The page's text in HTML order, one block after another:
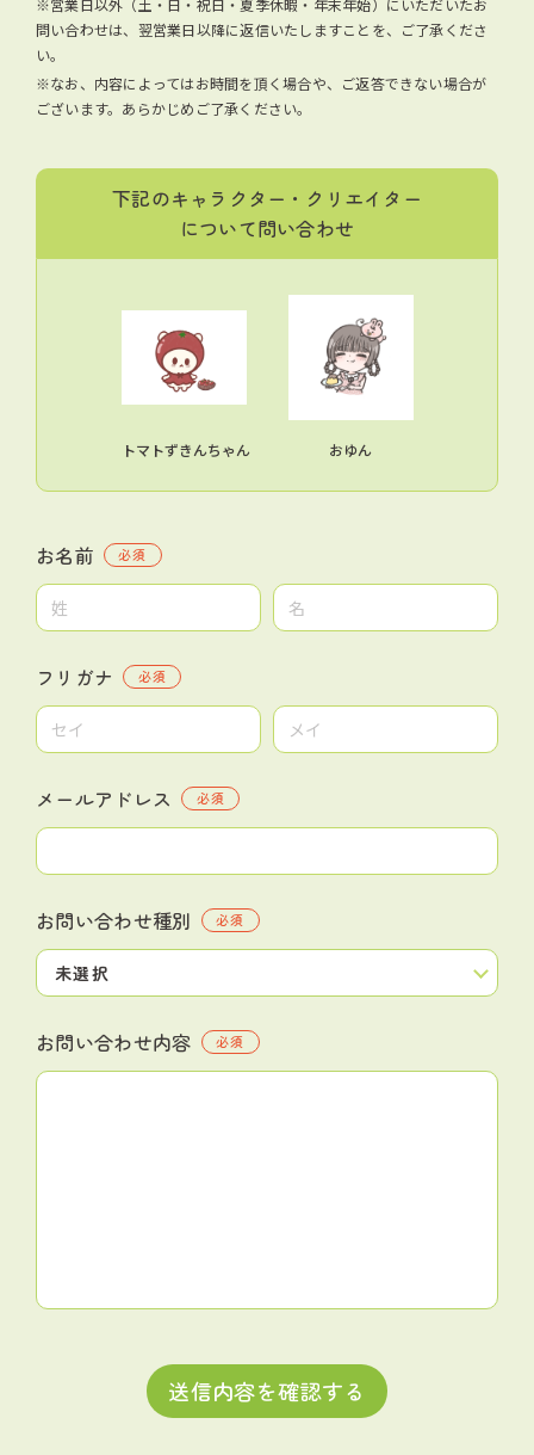
問い合わせは、翌営業日以降に返信いたしますことを、ご了承くださ
い。
※なお、内容によってはお時間を頂く場合や、ご返答できない場合が
ございます。あらかじめご了承ください。
下記のキャラクター・クリエイター
について問い合わせ
トマトずきんちゃん おゆん
お名前 必須
フリガナ 必須
メールアドレス 必須
お問い合わせ種別 必須
お問い合わせ内容 必須
送信内容を確認する